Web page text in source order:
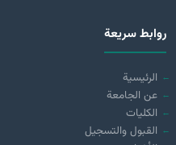
روابط سريعة
الرئيسية
عن الجامعة
الكليات
القبول والتسجيل